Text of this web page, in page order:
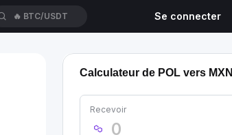
🔥 BTC/USDT Se connecter
Calculateur de POL vers MXN
Recevoir